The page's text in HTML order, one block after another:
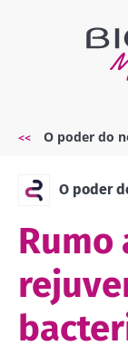
Navegação
O poder do
O poder
Rumo